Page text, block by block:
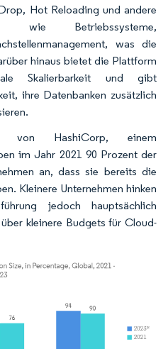
Hot Reloading und andere
wie Betriebssysteme,
was die
hinaus bietet die Plattform
Skalierbarkeit und gibt
ihre Datenbanken zusätzlich
von HashiCorp, einem
im Jahr 2021 90 Prozent der
an, dass sie bereits die
Kleinere Unternehmen hinken
jedoch hauptsächlich
kleinere Budgets für Cloud-